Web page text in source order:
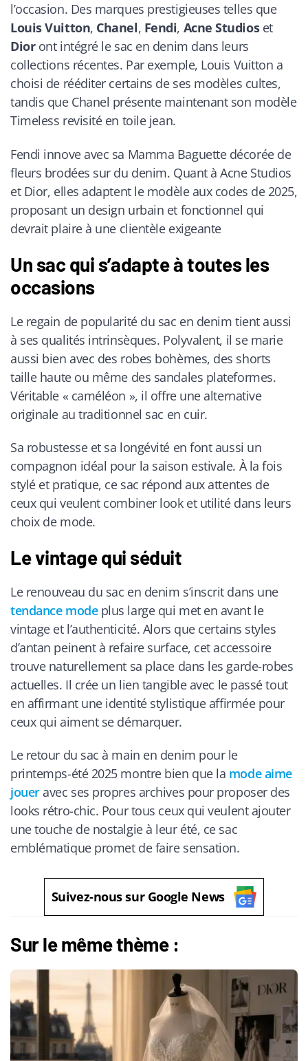
l’occasion. Des marques prestigieuses telles que
Louis Vuitton, Chanel, Fendi, Acne Studioset
Dioront intégré le sac en denim dans leurs
collections récentes. Par exemple, Louis Vuitton a
choisi de rééditer certains de ses modèles cultes,
tandis que Chanel présente maintenant son modèle
Timeless revisité en toile jean.
Fendi innove avec sa Mamma Baguette décorée de
fleurs brodées sur du denim. Quant à Acne Studios
et Dior, elles adaptent le modèle aux codes de 2025,
proposant un design urbain et fonctionnel qui
devrait plaire à une clientèle exigeante
Un sac qui s’adapte à toutes les
occasions
Le regain de popularité du sac en denim tient aussi
à ses qualités intrinsèques. Polyvalent, il se marie
aussi bien avec des robes bohèmes, des shorts
taille haute ou même des sandales plateformes.
Véritable « caméléon », il offre une alternative
originale au traditionnel sac en cuir.
Sa robustesse et sa longévité en font aussi un
compagnon idéal pour la saison estivale. À la fois
stylé et pratique, ce sac répond aux attentes de
ceux qui veulent combiner look et utilité dans leurs
choix de mode.
Le vintage qui séduit
Le renouveau du sac en denim s’inscrit dans une
tendance modeplus large qui met en avant le
vintage et l’authenticité. Alors que certains styles
d’antan peinent à refaire surface, cet accessoire
trouve naturellement sa place dans les garde-robes
actuelles. Il crée un lien tangible avec le passé tout
en affirmant une identité stylistique affirmée pour
ceux qui aiment se démarquer.
Le retour du sac à main en denim pour le
printemps-été 2025 montre bien que la mode aime
joueravec ses propres archives pour proposer des
looks rétro-chic. Pour tous ceux qui veulent ajouter
une touche de nostalgie à leur été, ce sac
emblématique promet de faire sensation.
Suivez-nous sur Google News
Sur le même thème :